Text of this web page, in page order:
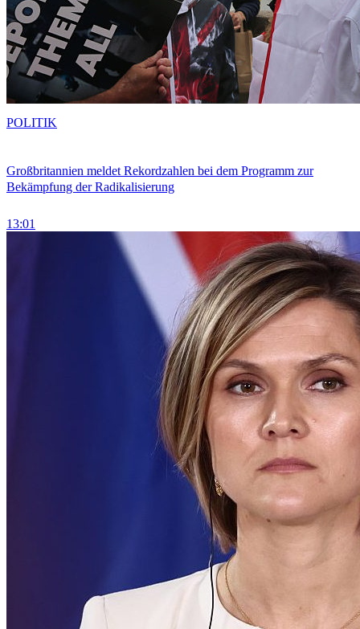
Großbritannien meldet Rekordzahlen bei dem Programm zur
Bekämpfung der Radikalisierung
13:01
POLITIK